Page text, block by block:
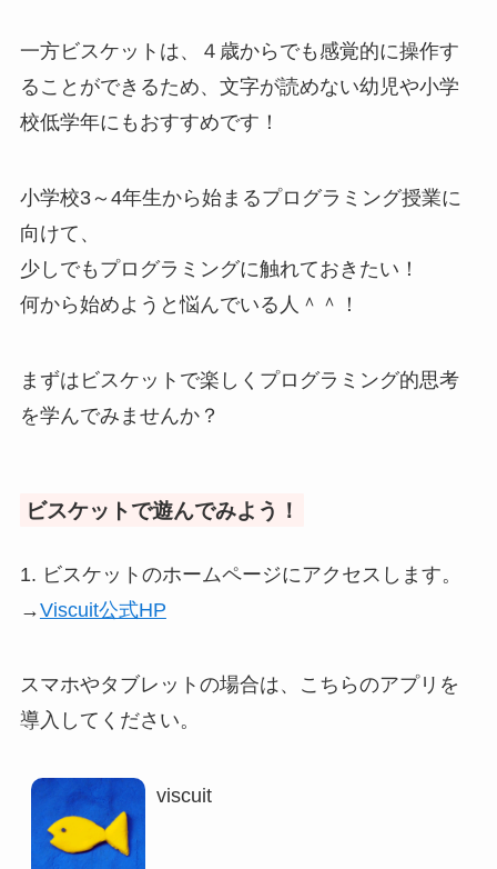
一方ビスケットは、４歳からでも感覚的に操作す
ることができるため、文字が読めない幼児や小学
校低学年にもおすすめです！
小学校3～4年生から始まるプログラミング授業に
向けて、
少しでもプログラミングに触れておきたい！
何から始めようと悩んでいる人＾＾！
まずはビスケットで楽しくプログラミング的思考
を学んでみませんか？
ビスケットで遊んでみよう！
1. ビスケットのホームページにアクセスします。
→Viscuit公式HP
スマホやタブレットの場合は、こちらのアプリを
導入してください。
viscuit